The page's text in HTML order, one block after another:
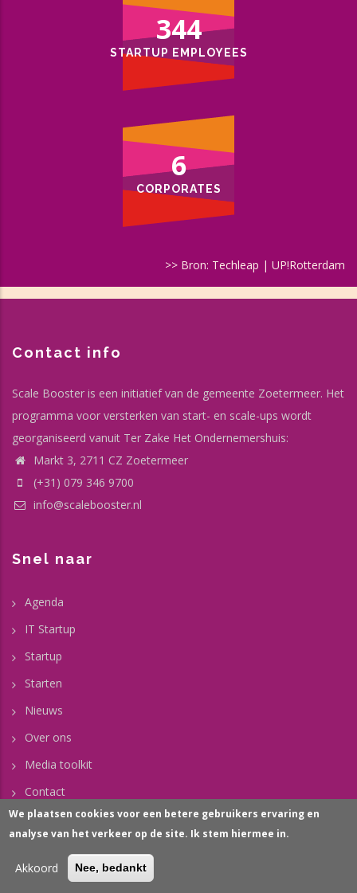
501
STARTUP EMPLOYEES
9
CORPORATES
>> Bron: Techleap | UP!Rotterdam
Contact info
Scale Booster is een initiatief van de gemeente Zoetermeer. Het
programma voor versterken van start- en scale-ups wordt
georganiseerd vanuit Ter Zake Het Ondernemershuis:
Markt 3, 2711 CZ Zoetermeer
(+31) 079 346 9700
info@scalebooster.nl
Snel naar
Agenda
IT Startup
Startup
Starten
Nieuws
Over ons
Media toolkit
Contact
We plaatsen cookies voor een betere gebruikers ervaring en
analyse van het verkeer op de site. Ik stem hiermee in.
Akkoord Nee, bedankt